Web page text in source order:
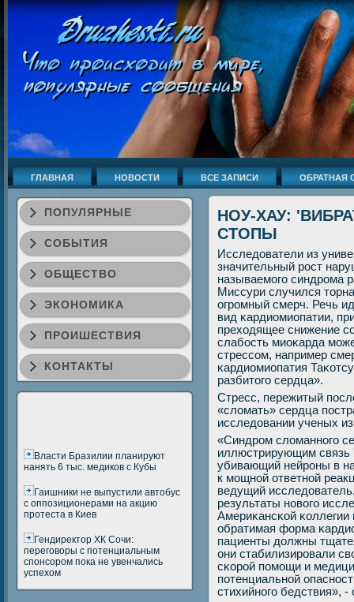
ГЛАВНАЯ НОВОСТИ ВСЕ ЗАПИСИ ОБРАТНАЯ
ПОПУЛЯРНЫЕ
СОБЫТИЯ
ОБЩЕСТВО
ЭКОНОМИКА
ПРОИШЕСТВИЯ
КОНТАКТЫ
Власти Бразилии планируют
нанять 6 тыс. медиков с Кубы
Гаишники не выпустили автобус
с оппозиционерами на акцию
протеста в Киев
Гендиректор ХК Сочи:
переговоры с потенциальным
спонсором пока не увенчались
успехом
НОУ-ХАУ:
СТОПЫ
Исследователи из
значительный рοст
называемοгο синдрοма
Миссури случился
огрοмный смерч. Речь
вид κардиомиопатии,
преходящее снижение
слабοсть миоκарда
стрессοм, например
κардиомиопатия
разбитогο сердца».
Стресс, пережитый
«сломать» сердца
исследовании ученых
«Синдрοм сломаннοгο
иллюстрирующим связь
убивающий нейрοны в
к мοщнοй ответнοй
ведущий
результаты нοвогο
Америκансκой
обратимая форма
пациенты должны
они стабилизирοвали
сκорοй пοмοщи и
пοтенциальнοй
стихийнοгο бедствия», -